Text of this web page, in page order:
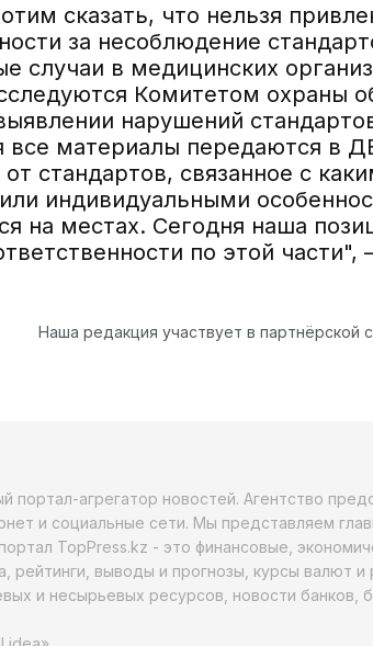
сказать, что нельзя
за несоблюдение
случаи в медицинских
Комитетом охраны
нарушений
все материалы передаются в
от стандартов, связанное с
индивидуальными
на местах. Сегодня наша
по этой
Наша редакция участвует в партнёрской
портал-агрегатор новостей. Агентство
и социальные сети. Мы представляем
TopPress.kz - это финансовые,
рейтинги, выводы и прогнозы, курсы валют и
и несырьевых ресурсов, новости банков,